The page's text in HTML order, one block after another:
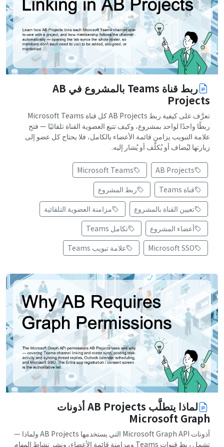
ربط قناة Teams بالمشروع في AB
Projects
تعرَّف على كيفية ربط AB Projects كل قناة Microsoft Teams
ربطًا واحدًا لواحد بمشروع، وكيف تتبع العضوية القناة تلقائيًا — فتح
علامة التبويب يزامن قائمة الأعضاء بالكامل، فلا يحتاج كل عضو إلى
زيارتها ليُضاف أو يُكلَّف أو يُشار إليه.
AB Projects
Microsoft Teams
قناة Teams
ربط المشروع
تعيين القناة بالمشروع
مزامنة العضوية التلقائية
أعضاء المشروع
تكامل Teams
Microsoft SSO
علامة تبويب Teams
لماذا يتطلَّب AB Projects أذونات
Microsoft Graph
أذونات Microsoft Graph API التي يستخدمها AB Projects ولماذا —
تشمل ربط قنوات Teams ومزامنة قائمة الأعضاء، ونشر نشاط المهام